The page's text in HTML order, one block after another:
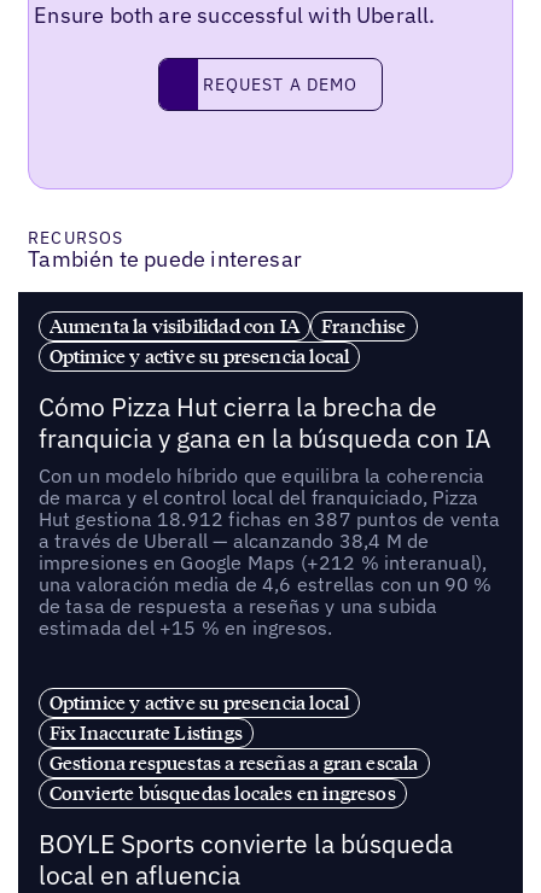
Ensure both are successful with Uberall.
request a demo
REQUEST A DEMO
RECURSOS
También te puede interesar
Aumenta la visibilidad con IA
Franchise
Optimice y active su presencia local
Cómo Pizza Hut cierra la brecha de
franquicia y gana en la búsqueda con IA
Con un modelo híbrido que equilibra la coherencia
de marca y el control local del franquiciado, Pizza
Hut gestiona 18.912 fichas en 387 puntos de venta
a través de Uberall — alcanzando 38,4 M de
impresiones en Google Maps (+212 % interanual),
una valoración media de 4,6 estrellas con un 90 %
de tasa de respuesta a reseñas y una subida
estimada del +15 % en ingresos.
Optimice y active su presencia local
Fix Inaccurate Listings
Gestiona respuestas a reseñas a gran escala
Convierte búsquedas locales en ingresos
BOYLE Sports convierte la búsqueda
local en afluencia